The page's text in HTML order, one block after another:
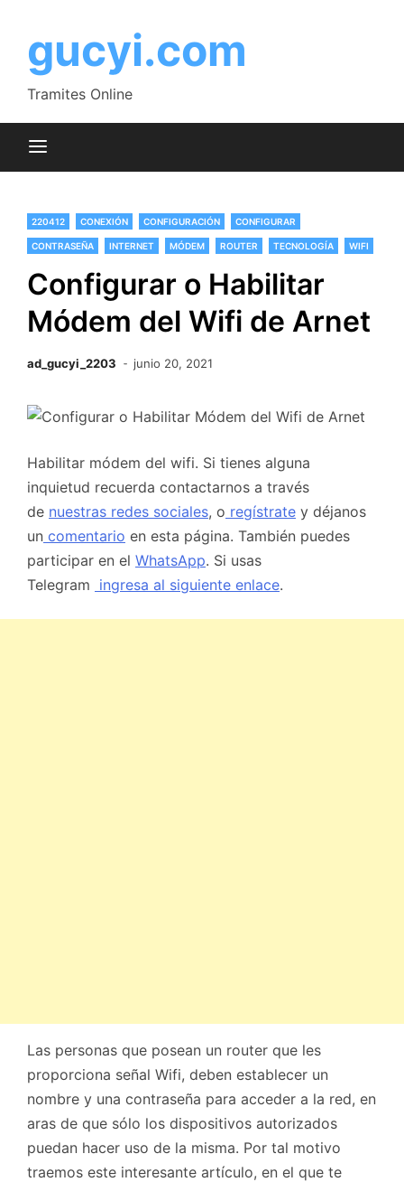
contenido
gucyi.com
Tramites Online
220412 CONEXIÓN CONFIGURACIÓN CONFIGURAR
CONTRASEÑA INTERNET MÓDEM ROUTER TECNOLOGÍA WIFI
Configurar o Habilitar
Módem del Wifi de Arnet
ad_gucyi_2203 junio 20, 2021
Habilitar módem del wifi. Si tienes alguna
inquietud recuerda contactarnos a través
de nuestras redes sociales, o regístrate y déjanos
un comentario en esta página. También puedes
participar en el WhatsApp. Si usas
Telegram ingresa al siguiente enlace.
Las personas que posean un router que les
proporciona señal Wifi, deben establecer un
nombre y una contraseña para acceder a la red, en
aras de que sólo los dispositivos autorizados
puedan hacer uso de la misma. Por tal motivo
traemos este interesante artículo, en el que te